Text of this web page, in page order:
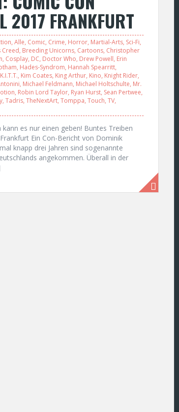
2017 FRANKFURT
, Alle, Comic, Crime, Horror, Martial-Arts, Sci-Fi,
Creed, Breeding Unicorns, Cartoons, Christopher
, Cosplay, DC, Doctor Who, Drew Powell, Erin
, Hades-Syndrom, Hannah Spearritt,
K.I.T.T., Kim Coates, King Arthur, Kino, Knight Rider,
, Michael Feldmann, Michael Holtschulte, Mr.
, Robin Lord Taylor, Ryan Hurst, Sean Pertwee,
, Tadris, TheNextArt, Tomppa, Touch, TV,
es nur einen geben! Buntes Treiben
Ein Con-Bericht von Dominik
knapp drei Jahren sind sogenannte
angekommen. Überall in der